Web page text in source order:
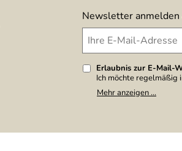
Newsletter
Erlaubnis zur E-Mail-
Ich möchte regelmäßig
per E-Mail erhalten.
nicht an andere
welche konkrete
Mehr anzeigen ...